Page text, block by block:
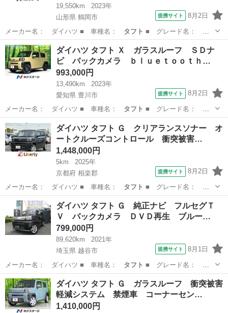
19,550km
2023年
山形県 鶴岡市
提携サイト 8月2日
メーカー名： ダイハツ ■ 車種名： タフト ■ グレード名：
Ｘ ガラスルーフ …
山形 鶴岡市 ダイハツ
ダイハツ タフト Ｘ ガラスルーフ ＳＤナ
ビ バックカメラ ｂｌｕｅｔｏｏｔｈ…
993,000円
13,490km
2023年
愛知県 豊川市
提携サイト 8月2日
メーカー名： ダイハツ ■ 車種名： タフト ■ グレード名：
Ｘ ガラスルーフ …
愛知 豊川市 ダイハツ
ダイハツ タフト Ｇ クリアランスソナー オ
ートクルーズコントロール 衝突被害…
1,448,000円
5km
2025年
京都府 相楽郡
提携サイト 8月2日
メーカー名： ダイハツ ■ 車種名： タフト ■ グレード名：
Ｇ クリアランスソ…
京都 相楽郡 ダイハツ
ダイハツ タフト Ｇ 純正ナビ フルセグＴ
Ｖ バックカメラ ＤＶＤ再生 ブルー…
799,000円
89,620km
2021年
埼玉県 越谷市
提携サイト 8月1日
メーカー名： ダイハツ ■ 車種名： タフト ■ グレード名：
Ｇ 純正ナビ フル…
埼玉 越谷市 ダイハツ
ダイハツ タフト Ｇ ガラスルーフ 衝突被害
軽減システム 禁煙車 コーナーセン…
1,410,000円